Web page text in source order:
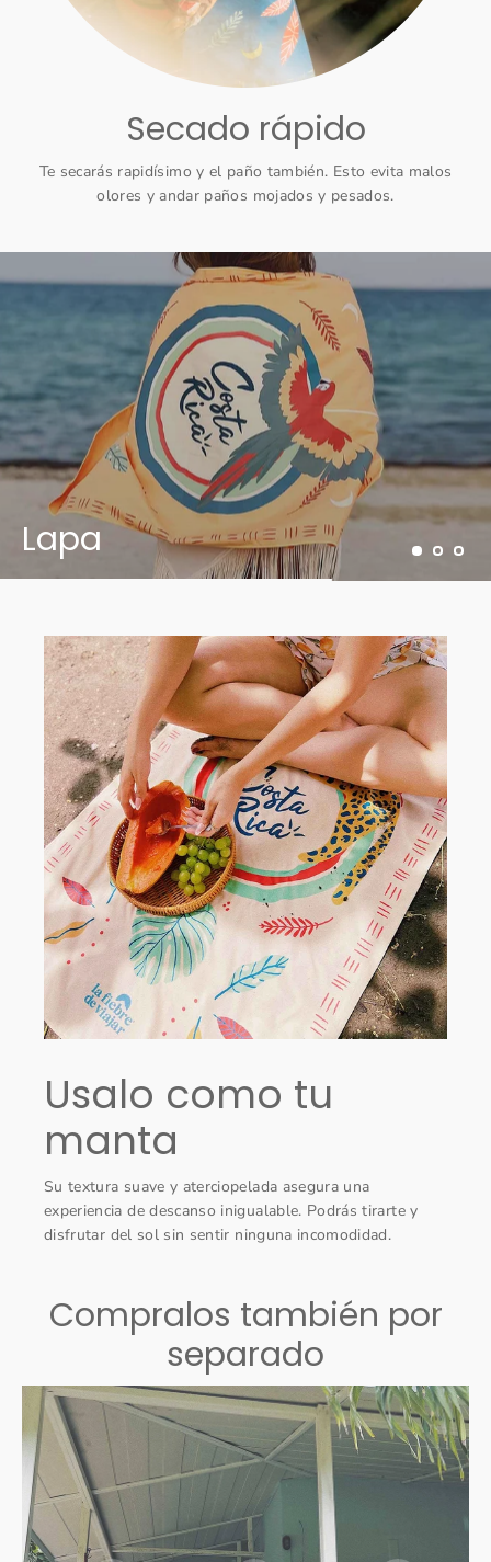
Secado rápido
Te secarás rapidísimo y el paño también. Esto evita malos
olores y andar paños mojados y pesados.
Jaguar
Usalo como tu
manta
Su textura suave y aterciopelada asegura una
experiencia de descanso inigualable. Podrás tirarte y
disfrutar del sol sin sentir ninguna incomodidad.
Compralos también por
separado